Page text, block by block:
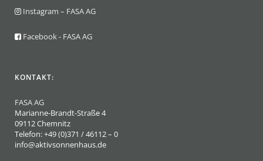
Instagram – FASA AG
Facebook - FASA AG
KONTAKT:
FASA AG
Marianne-Brandt-Straße 4
09112 Chemnitz
Telefon: +49 (0)371 / 46112 – 0
info@aktivsonnenhaus.de